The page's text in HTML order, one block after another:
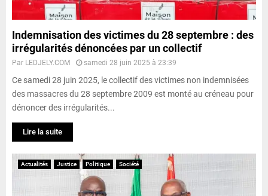
Indemnisation des victimes du 28 septembre : des
irrégularités dénoncées par un collectif
Par LEDJELY.COM samedi 28 juin 2025 à 23:39
Ce samedi 28 juin 2025, le collectif des victimes non indemnisées
des massacres du 28 septembre 2009 est monté au créneau pour
dénoncer des irrégularités...
Lire la suite
Actualités Justice Politique Société